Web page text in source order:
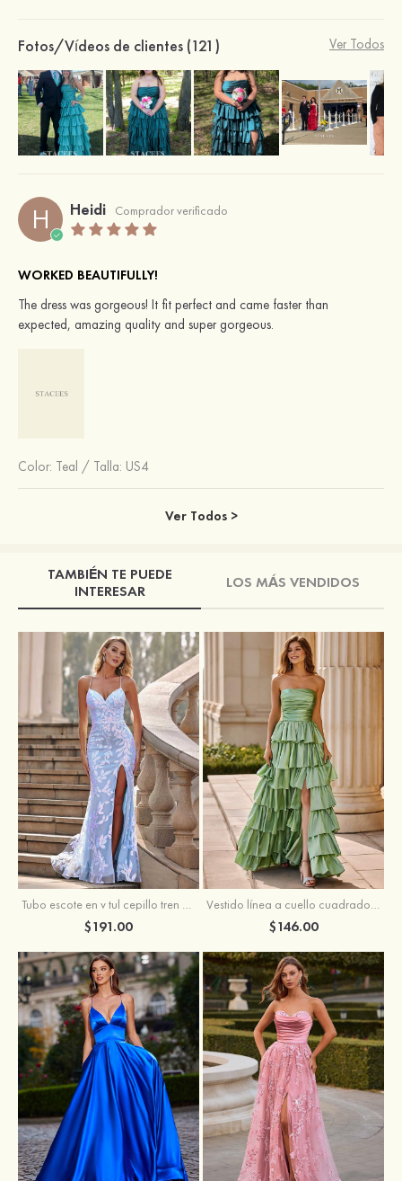
Fotos/Vídeos de clientes (121) Ver Todos
H Heidi Comprador verificado
WORKED BEAUTIFULLY!
The dress was gorgeous! It fit perfect and came faster than
expected, amazing quality and super gorgeous.
Color: Teal / Talla: US4
Ver Todos >
TAMBIÉN TE PUEDE
INTERESAR
LOS MÁS VENDIDOS
Tubo escote en v tul cepillo tren vestido de graduación
$191.00
Vestido línea a cuello cuadrado tafetán hasta el suelo vestido de graduación con volantes
$146.00